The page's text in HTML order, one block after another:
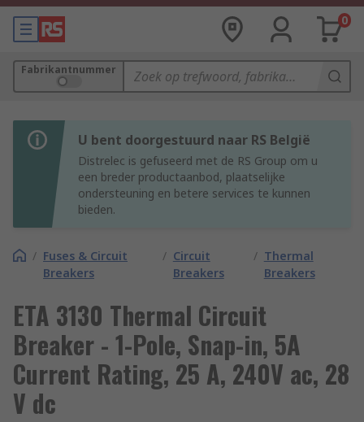
0
Fabrikantnummer
U bent doorgestuurd naar RS België
Distrelec is gefuseerd met de RS Group om u
een breder productaanbod, plaatselijke
ondersteuning en betere services te kunnen
bieden.
/ Fuses & Circuit
Breakers
/ Circuit
Breakers
/ Thermal
Breakers
ETA 3130 Thermal Circuit
Breaker - 1-Pole, Snap-in, 5A
Current Rating, 25 A, 240V ac, 28
V dc